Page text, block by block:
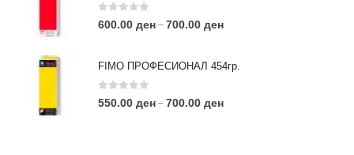
0out of 5
600.00 ден – 700.00 ден
FIMO ПРОФЕСИОНАЛ 454гр.
0out of 5
550.00 ден – 700.00 ден